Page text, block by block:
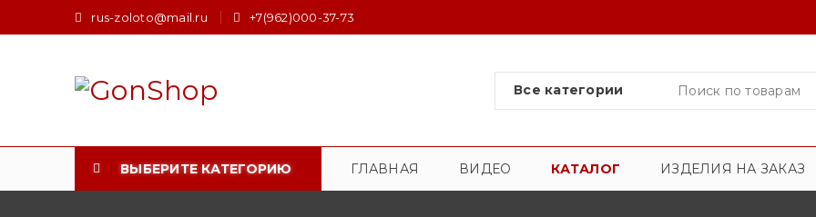
rus-zoloto@mail.ru +7(962)000-37-73
ВЫБЕРИТЕ КАТЕГОРИЮ ГЛАВНАЯ ВИДЕО КАТАЛОГ ИЗДЕЛИЯ НА ЗАКАЗ